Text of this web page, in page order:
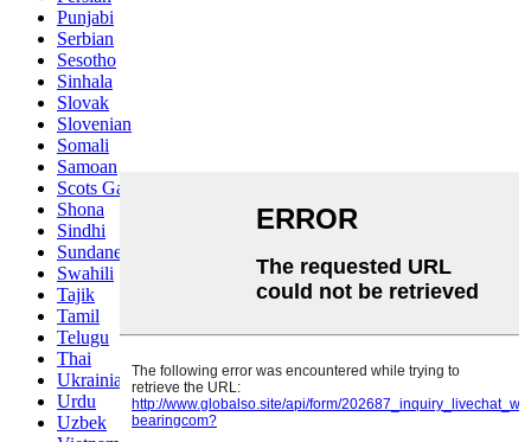
Punjabi
Serbian
Sesotho
Sinhala
Slovak
Slovenian
Somali
Samoan
Scots Gaelic
Shona
Sindhi
Sundanese
Swahili
Tajik
Tamil
Telugu
Thai
Ukrainian
Urdu
Uzbek